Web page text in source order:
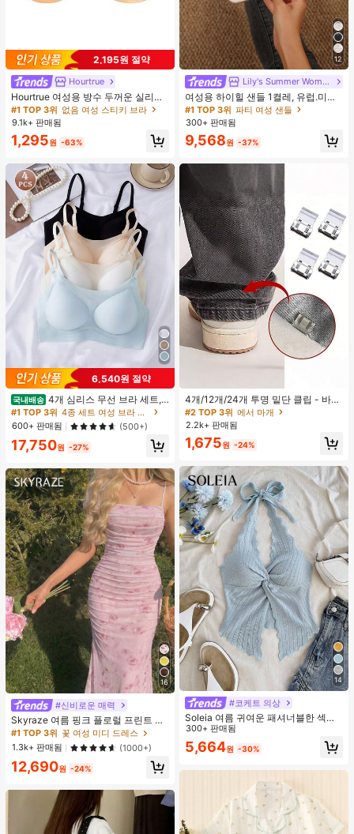
2,195원 절약
Hourtrue
Hourtrue 여성용 방수 두꺼운 실리콘
가슴 페탈, 작은 가슴 리프트업 & 푸시
인용, 웨딩 촬영 및 들러리용
#1 TOP 3위 없음 여성 스티키 브라
9.1k+ 판매됨
1,295원 -63%
6,540원 절약
국내배송 4개 심리스 무선 브라 세트,
작은 가슴 보정, 초박형 통기성 아이스
실크 섹시 편안한 백리스 란제리 브라,
조절 가능
#1 TOP 3위
4종 세트 여성 브라 & 브랄렛
600+ 판매됨
(500+)
17,750원 -27%
16
#신비로운 매력
Skyraze 여름 핑크 플로럴 프린트 주
름 메쉬 캐미 롱 드레스, 여름 드레스,
봄 옷
#1 TOP 3위 꽃 여성 미디 드레스
1.3k+ 판매됨
(1000+)
12,690원 -24%
12
Lily's Summer Women Shoes
여성용 하이힐 샌들 1켤레, 유럽.미국
플러스 사이즈 어머니날 선물, 패셔너
블하고 편안한 PU 미끄럼 방지 솔리
드 컬러 청키 힐 주름 텍스처 라운드
토 오픈토 슬립온 하이힐, 힐 높이 5c
m, 실내외 겸용, 귀엽고 고급스러운 데
일리.파티.볼.휴가.홈.캠퍼스.모임.오
피스용, 2026 봄/여름 신상 (약간 크게
#1 TOP 3위 파티 여성 샌들
300+ 판매됨
9,568원 -37%
4개/12개/24개 투명 밑단 클립 - 바지
밑단 끌림 방지를 위한 심리스 무봉제
조절기, 의류 수선 및 깔끔한 바지 길
이 맞춤을 위한 숨겨진 밑단 조절 클립
(랜덤 색상)
#2 TOP 3위 에서 마개
2.2k+ 판매됨
1,675원 -24%
14
#코케트 의상
Soleia 여름 귀여운 패셔너블한 섹시
한 홀터 타이 트위스트 오픈 백 탑
300+ 판매됨
5,664원 -30%